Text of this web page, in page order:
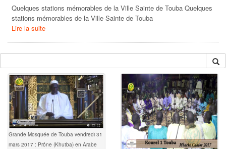
Quelques stations mémorables de la Ville Sainte de Touba Quelques
stations mémorables de la Ville Sainte de Touba
Lire la suite
Grande Mosquée de Touba vendredi 31
mars 2017 : Prône (Khutba) en Arabe